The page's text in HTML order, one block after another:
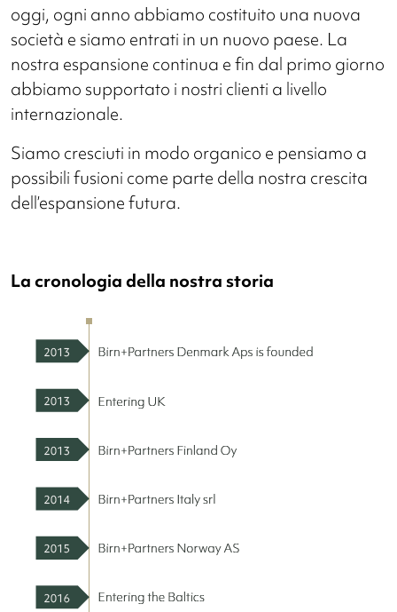
oggi, ogni anno abbiamo costituito una nuova
società e siamo entrati in un nuovo paese. La
nostra espansione continua e fin dal primo giorno
abbiamo supportato i nostri clienti a livello
internazionale.
Siamo cresciuti in modo organico e pensiamo a
possibili fusioni come parte della nostra crescita
dell’espansione futura.
La cronologia della nostra storia